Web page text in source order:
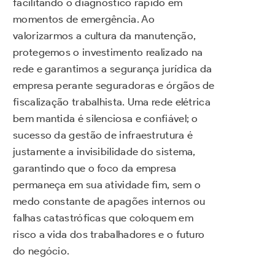
facilitando o diagnóstico rápido em
momentos de emergência. Ao
valorizarmos a cultura da manutenção,
protegemos o investimento realizado na
rede e garantimos a segurança jurídica da
empresa perante seguradoras e órgãos de
fiscalização trabalhista. Uma rede elétrica
bem mantida é silenciosa e confiável; o
sucesso da gestão de infraestrutura é
justamente a invisibilidade do sistema,
garantindo que o foco da empresa
permaneça em sua atividade fim, sem o
medo constante de apagões internos ou
falhas catastróficas que coloquem em
risco a vida dos trabalhadores e o futuro
do negócio.